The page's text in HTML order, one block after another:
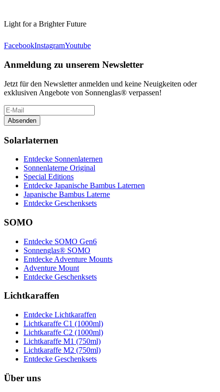
Light for a Brighter Future
FacebookInstagramYoutube
Anmeldung zu unserem Newsletter
Jetzt für den Newsletter anmelden und keine Neuigkeiten oder
exklusiven Angebote von Sonnenglas® verpassen!
Absenden
Solarlaternen
Entdecke Sonnenlaternen
Sonnenlaterne Original
Special Editions
Entdecke Japanische Bambus Laternen
Japanische Bambus Laterne
Entdecke Geschenksets
SOMO
Entdecke SOMO Gen6
Sonnenglas® SOMO
Entdecke Adventure Mounts
Adventure Mount
Entdecke Geschenksets
Lichtkaraffen
Entdecke Lichtkaraffen
Lichtkaraffe C1 (1000ml)
Lichtkaraffe C2 (1000ml)
Lichtkaraffe M1 (750ml)
Lichtkaraffe M2 (750ml)
Entdecke Geschenksets
Über uns